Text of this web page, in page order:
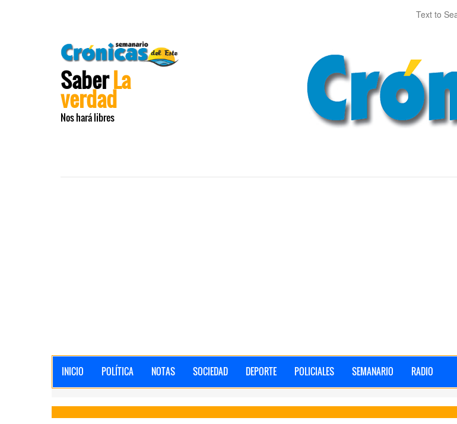
SaberLa
verdad
Nos hará libres
INICIO POLÍTICA NOTAS SOCIEDAD DEPORTE POLICIALES SEMANARIO RADIO